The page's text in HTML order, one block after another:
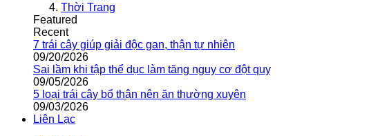
Thời Trang
Featured
Recent
7 trái cây giúp giải độc gan, thận tự nhiên
09/20/2026
Sai lầm khi tập thể dục làm tăng nguy cơ đột quỵ
09/05/2026
5 loại trái cây bổ thận nên ăn thường xuyên
09/03/2026
Liên Lạc